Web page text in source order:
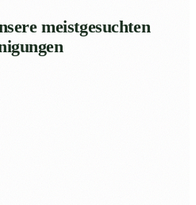
meistgesuchten